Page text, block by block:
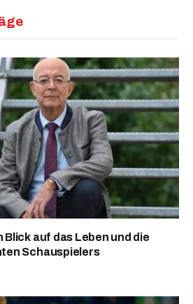
Blick auf das Leben und die
Schauspielers